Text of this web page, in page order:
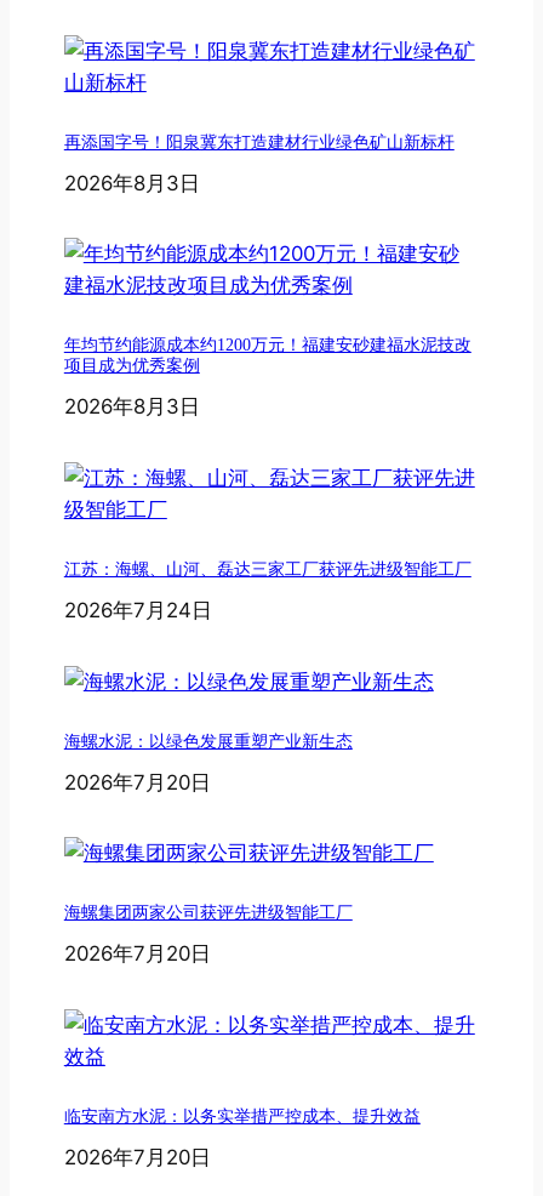
再添国字号！阳泉冀东打造建材行业绿色矿山新标杆
2026年8月3日
年均节约能源成本约1200万元！福建安砂建福水泥技改
项目成为优秀案例
2026年8月3日
江苏：海螺、山河、磊达三家工厂获评先进级智能工厂
2026年7月24日
海螺水泥：以绿色发展重塑产业新生态
2026年7月20日
海螺集团两家公司获评先进级智能工厂
2026年7月20日
临安南方水泥：以务实举措严控成本、提升效益
2026年7月20日